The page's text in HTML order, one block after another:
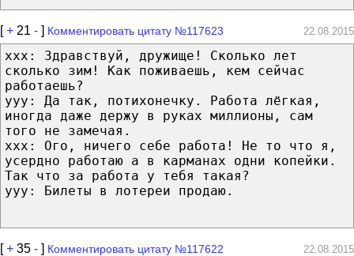
[+ 21 - ] Комментировать цитату №117623 22.08.2015
ххх: Здравствуй, дружище! Сколько лет
сколько зим! Как поживаешь, кем сейчас
работаешь?
ууу: Да так, потихонечку. Работа лёгкая,
иногда даже держу в руках миллионы, сам
того не замечая.
ххх: Ого, ничего себе работа! Не то что я,
усердно работаю а в карманах одни копейки.
Так что за работа у тебя такая?
ууу: Билеты в лотереи продаю.
[+ 35 - ] Комментировать цитату №117622 22.08.2015